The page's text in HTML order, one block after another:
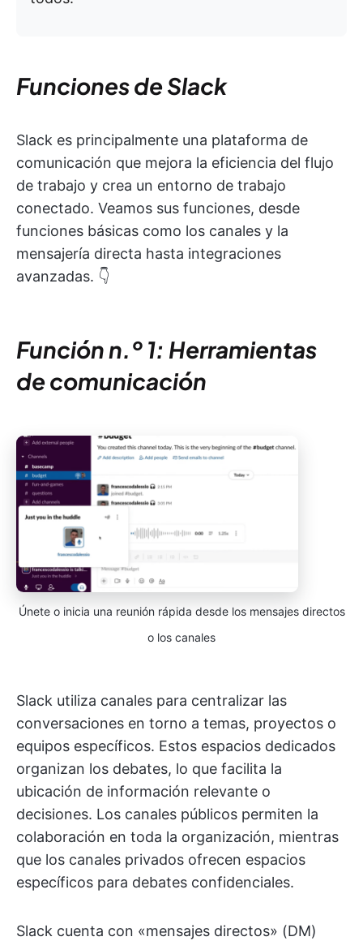
Funciones de Slack
Slack es principalmente una plataforma de
comunicación que mejora la eficiencia del flujo
de trabajo y crea un entorno de trabajo
conectado. Veamos sus funciones, desde
funciones básicas como los canales y la
mensajería directa hasta integraciones
avanzadas. 👇
Función n.º 1: Herramientas
de comunicación
Únete o inicia una reunión rápida desde los mensajes directos
o los canales
Slack utiliza canales para centralizar las
conversaciones en torno a temas, proyectos o
equipos específicos. Estos espacios dedicados
organizan los debates, lo que facilita la
ubicación de información relevante o
decisiones. Los canales públicos permiten la
colaboración en toda la organización, mientras
que los canales privados ofrecen espacios
específicos para debates confidenciales.
Slack cuenta con «mensajes directos» (DM)